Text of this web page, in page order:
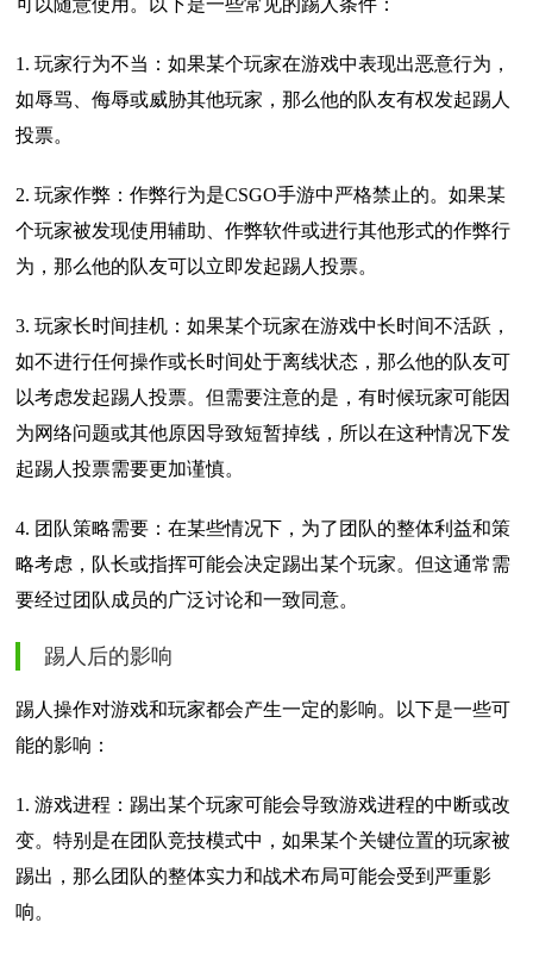
可以随意使用。以下是一些常见的踢人条件：
1. 玩家行为不当：如果某个玩家在游戏中表现出恶意行为，
如辱骂、侮辱或威胁其他玩家，那么他的队友有权发起踢人
投票。
2. 玩家作弊：作弊行为是CSGO手游中严格禁止的。如果某
个玩家被发现使用辅助、作弊软件或进行其他形式的作弊行
为，那么他的队友可以立即发起踢人投票。
3. 玩家长时间挂机：如果某个玩家在游戏中长时间不活跃，
如不进行任何操作或长时间处于离线状态，那么他的队友可
以考虑发起踢人投票。但需要注意的是，有时候玩家可能因
为网络问题或其他原因导致短暂掉线，所以在这种情况下发
起踢人投票需要更加谨慎。
4. 团队策略需要：在某些情况下，为了团队的整体利益和策
略考虑，队长或指挥可能会决定踢出某个玩家。但这通常需
要经过团队成员的广泛讨论和一致同意。
踢人后的影响
踢人操作对游戏和玩家都会产生一定的影响。以下是一些可
能的影响：
1. 游戏进程：踢出某个玩家可能会导致游戏进程的中断或改
变。特别是在团队竞技模式中，如果某个关键位置的玩家被
踢出，那么团队的整体实力和战术布局可能会受到严重影
响。